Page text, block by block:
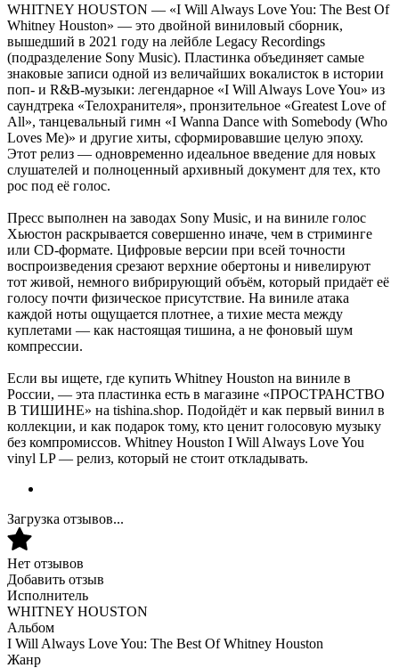
WHITNEY HOUSTON — «I Will Always Love You: The Best Of
Whitney Houston» — это двойной виниловый сборник,
вышедший в 2021 году на лейбле Legacy Recordings
(подразделение Sony Music). Пластинка объединяет самые
знаковые записи одной из величайших вокалисток в истории
поп- и R&B-музыки: легендарное «I Will Always Love You» из
саундтрека «Телохранителя», пронзительное «Greatest Love of
All», танцевальный гимн «I Wanna Dance with Somebody (Who
Loves Me)» и другие хиты, сформировавшие целую эпоху.
Этот релиз — одновременно идеальное введение для новых
слушателей и полноценный архивный документ для тех, кто
рос под её голос.
Пресс выполнен на заводах Sony Music, и на виниле голос
Хьюстон раскрывается совершенно иначе, чем в стриминге
или CD-формате. Цифровые версии при всей точности
воспроизведения срезают верхние обертоны и нивелируют
тот живой, немного вибрирующий объём, который придаёт её
голосу почти физическое присутствие. На виниле атака
каждой ноты ощущается плотнее, а тихие места между
куплетами — как настоящая тишина, а не фоновый шум
компрессии.
Если вы ищете, где купить Whitney Houston на виниле в
России, — эта пластинка есть в магазине «ПРОСТРАНСТВО
В ТИШИНЕ» на tishina.shop. Подойдёт и как первый винил в
коллекции, и как подарок тому, кто ценит голосовую музыку
без компромиссов. Whitney Houston I Will Always Love You
vinyl LP — релиз, который не стоит откладывать.
Загрузка отзывов...
Нет отзывов
Добавить отзыв
Исполнитель
WHITNEY HOUSTON
Альбом
I Will Always Love You: The Best Of Whitney Houston
Жанр